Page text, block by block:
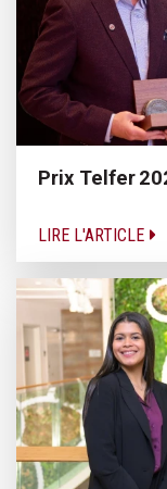
Prix Telfer
LIRE L'ARTICLE